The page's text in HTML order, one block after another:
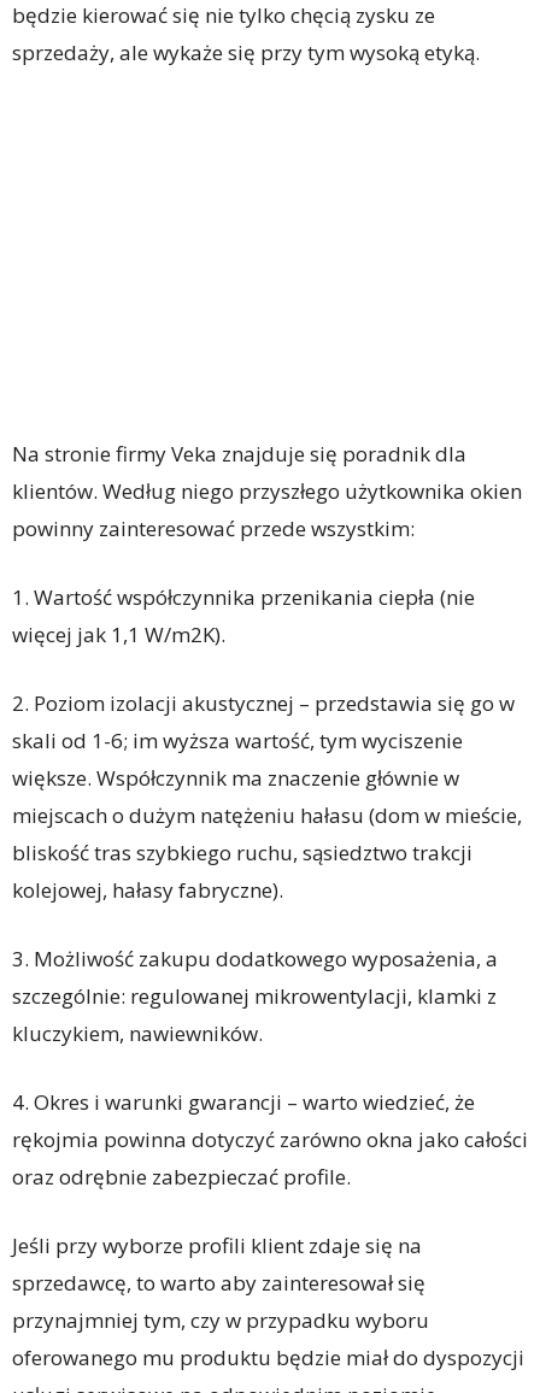
będzie kierować się nie tylko chęcią zysku ze
sprzedaży, ale wykaże się przy tym wysoką etyką.
Na stronie firmy Veka znajduje się poradnik dla
klientów. Według niego przyszłego użytkownika okien
powinny zainteresować przede wszystkim:
1. Wartość współczynnika przenikania ciepła (nie
więcej jak 1,1 W/m2K).
2. Poziom izolacji akustycznej – przedstawia się go w
skali od 1-6; im wyższa wartość, tym wyciszenie
większe. Współczynnik ma znaczenie głównie w
miejscach o dużym natężeniu hałasu (dom w mieście,
bliskość tras szybkiego ruchu, sąsiedztwo trakcji
kolejowej, hałasy fabryczne).
3. Możliwość zakupu dodatkowego wyposażenia, a
szczególnie: regulowanej mikrowentylacji, klamki z
kluczykiem, nawiewników.
4. Okres i warunki gwarancji – warto wiedzieć, że
rękojmia powinna dotyczyć zarówno okna jako całości
oraz odrębnie zabezpieczać profile.
Jeśli przy wyborze profili klient zdaje się na
sprzedawcę, to warto aby zainteresował się
przynajmniej tym, czy w przypadku wyboru
oferowanego mu produktu będzie miał do dyspozycji